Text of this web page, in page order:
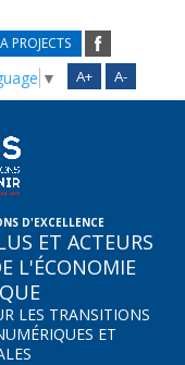
PROJECTS
A+ A-
▼
D'EXCELLENCE
ET ACTEURS
L'ÉCONOMIE
LES TRANSITIONS
ET